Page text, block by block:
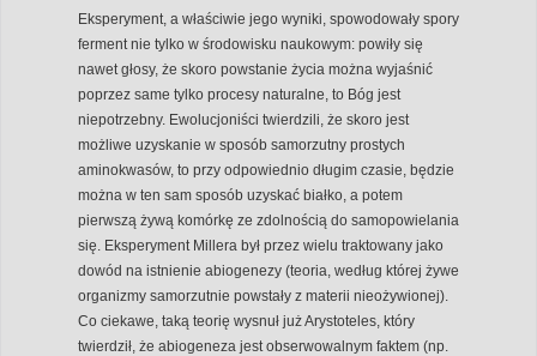
Eksperyment, a właściwie jego wyniki, spowodowały spory
ferment nie tylko w środowisku naukowym: powiły się
nawet głosy, że skoro powstanie życia można wyjaśnić
poprzez same tylko procesy naturalne, to Bóg jest
niepotrzebny. Ewolucjoniści twierdzili, że skoro jest
możliwe uzyskanie w sposób samorzutny prostych
aminokwasów, to przy odpowiednio długim czasie, będzie
można w ten sam sposób uzyskać białko, a potem
pierwszą żywą komórkę ze zdolnością do samopowielania
się. Eksperyment Millera był przez wielu traktowany jako
dowód na istnienie abiogenezy (teoria, według której żywe
organizmy samorzutnie powstały z materii nieożywionej).
Co ciekawe, taką teorię wysnuł już Arystoteles, który
twierdził, że abiogeneza jest obserwowalnym faktem (np.